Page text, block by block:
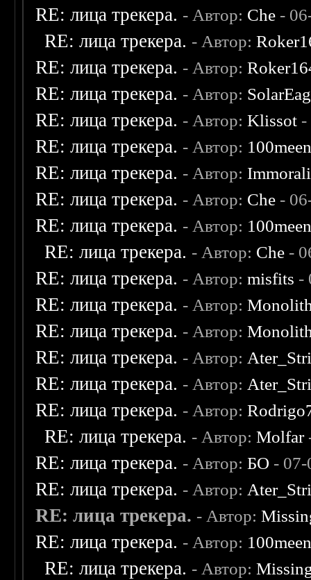
RE: лица трекера. - Автор: Che -
RE: лица трекера. - Автор:
RE: лица трекера. - Автор:
RE: лица трекера. - Автор:
RE: лица трекера. - Автор:Klissot -
RE: лица трекера. - Автор:
RE: лица трекера. - Автор:
RE: лица трекера. - Автор: Che -
RE: лица трекера. - Автор:
RE: лица трекера. - Автор: Che -
RE: лица трекера. - Автор:misfits -
RE: лица трекера. - Автор:
RE: лица трекера. - Автор:
RE: лица трекера. - Автор:
RE: лица трекера. - Автор:
RE: лица трекера. - Автор:
RE: лица трекера. - Автор:Molfar
RE: лица трекера. - Автор: БО -
RE: лица трекера. - Автор:
RE: лица трекера. - Автор:
RE: лица трекера. - Автор:
RE: лица трекера. - Автор: